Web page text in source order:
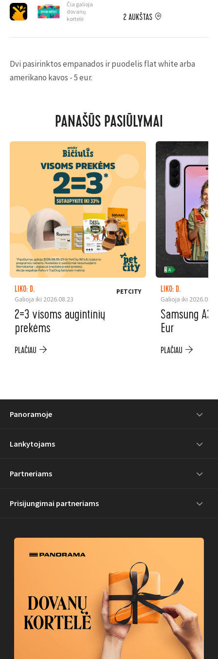
Čia galioja
dovanų
kortelė
2 AUKŠTAS
Dvi pasirinktos empanados ir puodelis flat white arba
amerikano kavos - 5 eur.
PANAŠŪS PASIŪLYMAI
LIKO: D.
Galioja iki 2026.08.23
PETCITY
2=3 visoms augintinių
prekėms
PLAČIAU
LIKO: D.
Galioja iki
Samsung
Eur
PLAČIAU
Panoramoje
Lankytojams
Partneriams
Prisijungimai partneriams